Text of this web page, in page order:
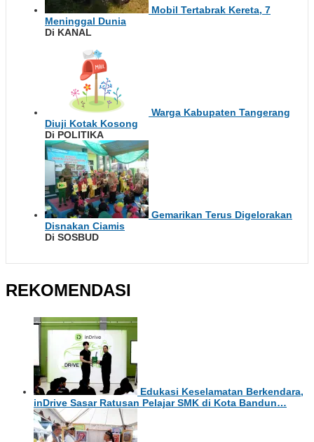
Mobil Tertabrak Kereta, 7
Meninggal Dunia
Di KANAL
Warga Kabupaten Tangerang
Diuji Kotak Kosong
Di POLITIKA
Gemarikan Terus Digelorakan
Disnakan Ciamis
Di SOSBUD
REKOMENDASI
Edukasi Keselamatan Berkendara,
inDrive Sasar Ratusan Pelajar SMK di Kota Bandun…